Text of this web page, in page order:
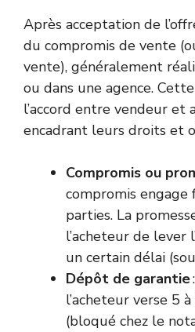
Après acceptation de
du compromis de vente
vente), généralement
ou dans une agence.
l’accord entre vendeur et
encadrant leurs droits et
Compromis ou
compromis
parties. La
l’acheteur de lever
un certain délai
Dépôt de garantie
l’acheteur verse 5
(bloqué chez le